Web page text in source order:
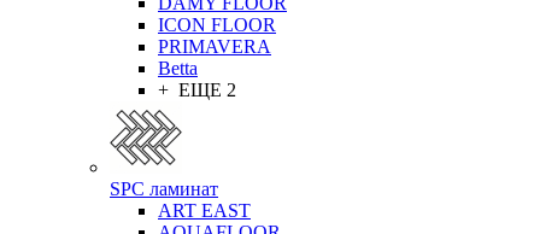
ICON FLOOR
PRIMAVERA
Betta
+ ЕЩЕ 2
SPC ламинат
ART EAST